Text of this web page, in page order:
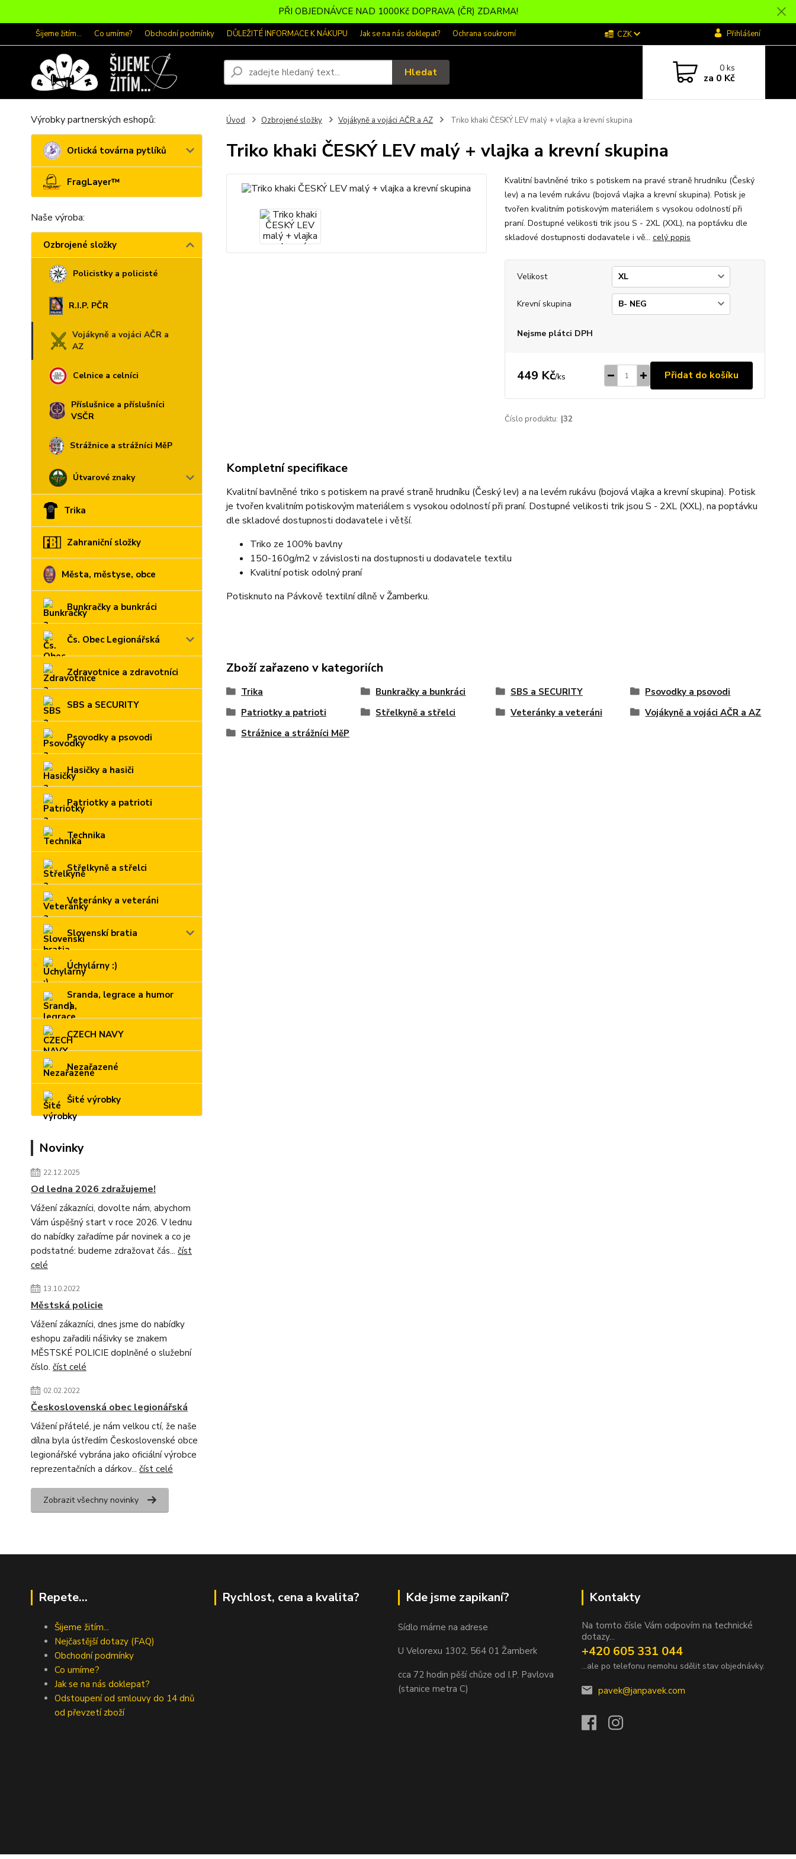
PŘI OBJEDNÁVCE NAD 1000Kč DOPRAVA (ČR) ZDARMA!
Šijeme žitím... Co umíme? Obchodní podmínky DŮLEŽITÉ INFORMACE K NÁKUPU Jak se na nás doklepat? Ochrana soukromí CZK Přihlášení
Hledat 0ks
za 0 Kč
Výrobky partnerských eshopů:
Orlická továrna pytlíků
FragLayer™
Naše výroba:
Ozbrojené složky
Policistky a policisté
R.I.P. PČR
Vojákyně a vojáci AČR a
AZ
Celnice a celníci
Příslušnice a příslušníci
VSČR
Strážnice a strážníci MěP
Útvarové znaky
Trika
Zahraniční složky
Města, městyse, obce
Bunkračky a bunkráci
Čs. Obec Legionářská
Zdravotnice a zdravotníci
SBS a SECURITY
Psovodky a psovodi
Hasičky a hasiči
Patriotky a patrioti
Technika
Střelkyně a střelci
Veteránky a veteráni
Slovenskí bratia
Úchylárny :)
Sranda, legrace a humor
:)
CZECH NAVY
Nezařazené
Šité výrobky
Novinky
22.12.2025
Od ledna 2026 zdražujeme!
Vážení zákazníci, dovolte nám, abychom
Vám úspěšný start v roce 2026. V lednu
do nabídky zařadíme pár novinek a co je
podstatné: budeme zdražovat čás... číst
celé
13.10.2022
Městská policie
Vážení zákazníci, dnes jsme do nabídky
eshopu zařadili nášivky se znakem
MĚSTSKÉ POLICIE doplněné o služební
číslo. číst celé
02.02.2022
Československá obec legionářská
Vážení přátelé, je nám velkou ctí, že naše
dílna byla ústředím Československé obce
legionářské vybrána jako oficiální výrobce
reprezentačních a dárkov... číst celé
Zobrazit všechny novinky
Úvod Ozbrojené složky Vojákyně a vojáci AČR a AZ Triko khaki ČESKÝ LEV malý + vlajka a krevní skupina
Triko khaki ČESKÝ LEV malý + vlajka a krevní skupina
Kvalitní bavlněné triko s potiskem na pravé straně hrudníku (Český
lev) a na levém rukávu (bojová vlajka a krevní skupina). Potisk je
tvořen kvalitním potiskovým materiálem s vysokou odolností při
praní. Dostupné velikosti trik jsou S - 2XL (XXL), na poptávku dle
skladové dostupnosti dodavatele i vě... celý popis
Velikost
Krevní skupina
Nejsme plátci DPH
449 Kč/ks Přidat do košíku
Číslo produktu: |32
Kompletní specifikace
Kvalitní bavlněné triko s potiskem na pravé straně hrudníku (Český lev) a na levém rukávu (bojová vlajka a krevní skupina). Potisk
je tvořen kvalitním potiskovým materiálem s vysokou odolností při praní. Dostupné velikosti trik jsou S - 2XL (XXL), na poptávku
dle skladové dostupnosti dodavatele i větší.
Triko ze 100% bavlny
150-160g/m2 v závislosti na dostupnosti u dodavatele textilu
Kvalitní potisk odolný praní
Potisknuto na Pávkově textilní dílně v Žamberku.
Zboží zařazeno v kategoriích
Trika Bunkračky a bunkráci SBS a SECURITY
Psovodky a psovodi
Patriotky a patrioti
Střelkyně a střelci Veteránky a veteráni
Vojákyně a vojáci AČR a AZ
Strážnice a strážníci MěP
Repete...
Šijeme žitím...
Nejčastější dotazy (FAQ)
Obchodní podmínky
Co umíme?
Jak se na nás doklepat?
Odstoupení od smlouvy do 14 dnů
od převzetí zboží
Rychlost, cena a kvalita? Kde jsme zapikaní?
Sídlo máme na adrese
U Velorexu 1302, 564 01 Žamberk
cca 72 hodin pěší chůze od I.P. Pavlova
(stanice metra C)
Kontakty
Na tomto čísle Vám odpovím na technické
dotazy...
+420 605 331 044
...ale po telefonu nemohu sdělit stav objednávky.
pavek@janpavek.com